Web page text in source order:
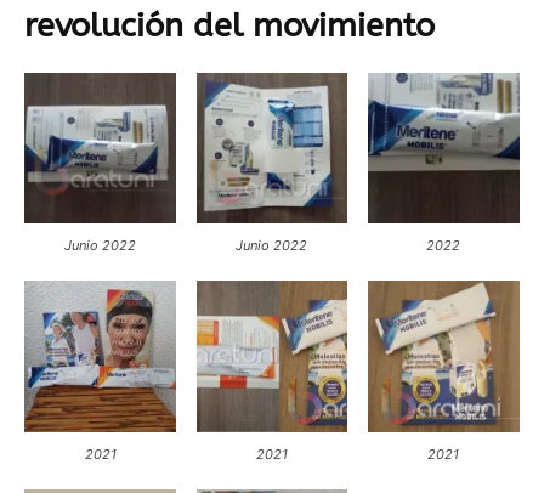
revolución del movimiento
Junio 2022 Junio 2022 2022
2021 2021 2021